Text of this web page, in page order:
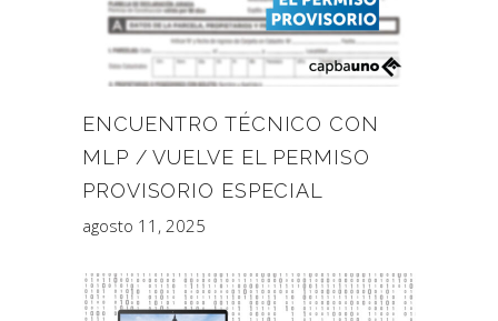
ENCUENTRO TÉCNICO CON
MLP / VUELVE EL PERMISO
PROVISORIO ESPECIAL
agosto 11, 2025